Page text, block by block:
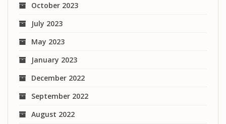
October 2023
July 2023
May 2023
January 2023
December 2022
September 2022
August 2022